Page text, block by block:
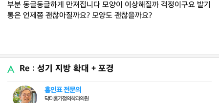
부분 동글동글하게 만져집니다 모양이 이상해질까 걱정이구요 발기
통은 언제쯤 괜찮아질까요? 모양도 괜찮을까요?
Re : 성기 지방 확대 + 포경
홍인표 전문의
닥터홍가정의학과의원